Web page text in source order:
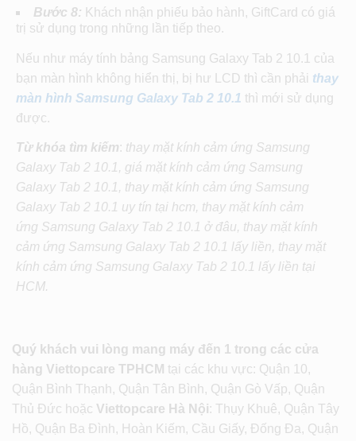
Bước 8: Khách nhận phiếu bảo hành, GiftCard có giá
trị sử dụng trong những lần tiếp theo.
Nếu như máy tính bảng Samsung Galaxy Tab 2 10.1 của
bạn màn hình không hiển thị, bị hư LCD thì cần phải thay
màn hình Samsung Galaxy Tab 2 10.1 thì mới sử dụng
được.
Từ khóa tìm kiếm: thay mặt kính cảm ứng Samsung
Galaxy Tab 2 10.1 , giá mặt kính cảm ứng Samsung
Galaxy Tab 2 10.1 , thay mặt kính cảm ứng Samsung
Galaxy Tab 2 10.1 uy tín tại hcm, thay mặt kính cảm
ứng Samsung Galaxy Tab 2 10.1 ở đâu, thay mặt kính
cảm ứng Samsung Galaxy Tab 2 10.1 lấy liền, thay mặt
kính cảm ứng Samsung Galaxy Tab 2 10.1 lấy liền tại
HCM.
Quý khách vui lòng mang máy đến 1 trong các cửa
hàng Viettopcare TPHCM tại các khu vực: Quận 10,
Quận Bình Thạnh, Quận Tân Bình, Quận Gò Vấp, Quận
Thủ Đức hoặc Viettopcare Hà Nội: Thụy Khuê, Quận Tây
Hồ, Quận Ba Đình, Hoàn Kiếm, Cầu Giấy, Đống Đa, Quận